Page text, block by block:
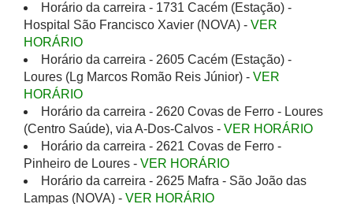
Horário da carreira - 1731 Cacém (Estação) -
Hospital São Francisco Xavier (NOVA) - VER
HORÁRIO
Horário da carreira - 2605 Cacém (Estação) -
Loures (Lg Marcos Romão Reis Júnior) - VER
HORÁRIO
Horário da carreira - 2620 Covas de Ferro - Loures
(Centro Saúde), via A-Dos-Calvos - VER HORÁRIO
Horário da carreira - 2621 Covas de Ferro -
Pinheiro de Loures - VER HORÁRIO
Horário da carreira - 2625 Mafra - São João das
Lampas (NOVA) - VER HORÁRIO